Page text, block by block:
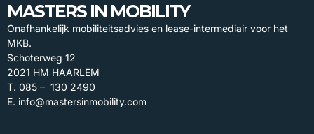
MASTERS IN MOBILITY
Onafhankelijk mobiliteitsadvies en lease-intermediair voor het
MKB.
Schoterweg 12
2021 HM HAARLEM
T. 085 – 130 2490
E. info@mastersinmobility.com